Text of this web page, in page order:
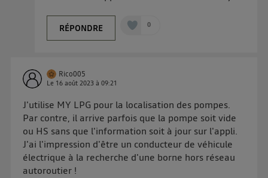
RÉPONDRE 0
Rico005
Le 16 août 2023 à09:21
J'utilise MY LPG pour la localisation des pompes.
Par contre, il arrive parfois que la pompe soit vide
ou HS sans que l'information soit à jour sur l'appli.
J'ai l'impression d'être un conducteur de véhicule
électrique à la recherche d'une borne hors réseau
autoroutier !